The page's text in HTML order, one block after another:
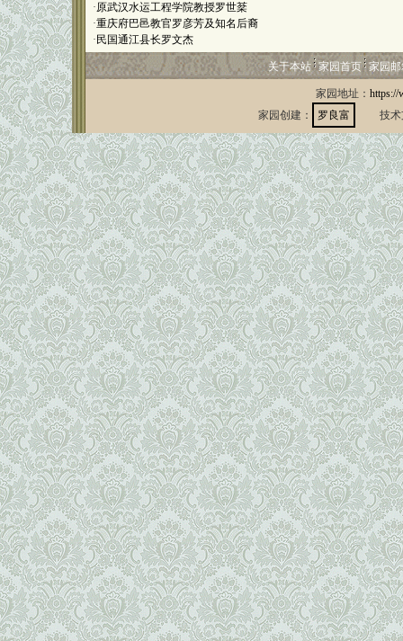
·原武汉水运工程学院教授罗世棻
·重庆府巴邑教官罗彦芳及知名后裔
· 民国通江县长罗文杰
关于本站 家园首页 家园
家园地址： https://
家园创建：
罗良富 技术